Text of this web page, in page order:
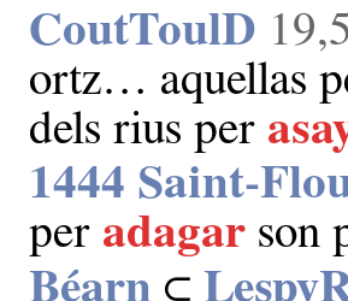
CoutToulD 19,5
ortz… aquellas
dels rius per
1444
per adagar son
Béarn ⊂